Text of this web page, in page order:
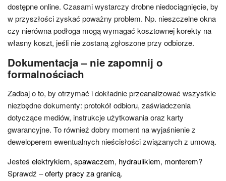
dostępne online. Czasami wystarczy drobne niedociągnięcie, by
w przyszłości zyskać poważny problem. Np. nieszczelne okna
czy nierówna podłoga mogą wymagać kosztownej korekty na
własny koszt, jeśli nie zostaną zgłoszone przy odbiorze.
Dokumentacja – nie zapomnij o
formalnościach
Zadbaj o to, by otrzymać i dokładnie przeanalizować wszystkie
niezbędne dokumenty: protokół odbioru, zaświadczenia
dotyczące mediów, instrukcje użytkowania oraz karty
gwarancyjne. To również dobry moment na wyjaśnienie z
deweloperem ewentualnych nieścisłości związanych z umową.
Jesteś elektrykiem, spawaczem, hydraulikiem, monterem?
Sprawdź –oferty pracy za granicą.